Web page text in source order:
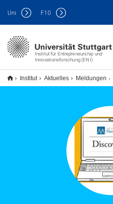
Institut für Entrepreneurship und
Innovationsforschung (ENI)
Uni F10
Institut Aktuelles Meldungen